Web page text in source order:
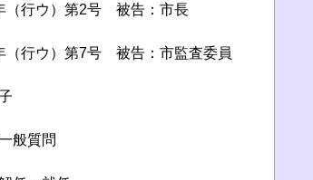
（行ウ）第2号 被告：市長
（行ウ）第7号 被告：市監査委員
般質問